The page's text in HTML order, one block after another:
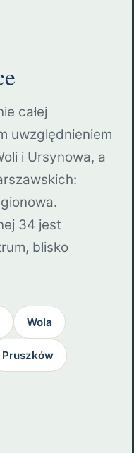
całej
uwzględnieniem
i Ursynowa, a
34 jest
blisko
Wola
Pruszków